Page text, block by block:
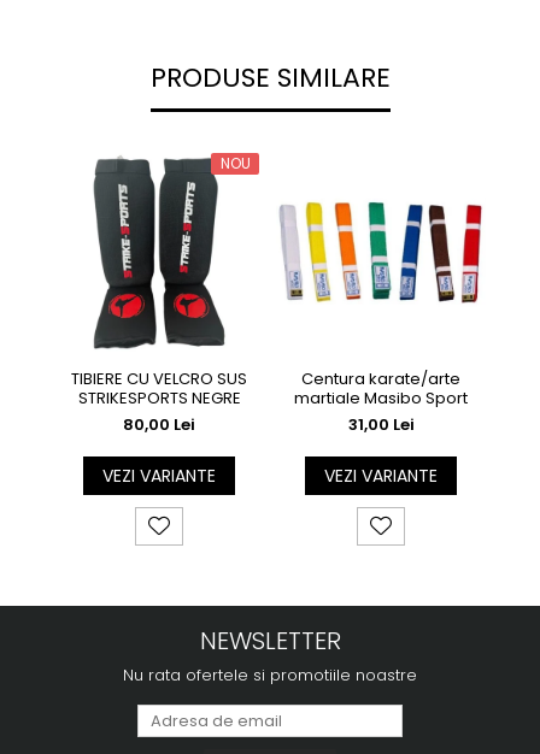
PRODUSE SIMILARE
NOU
TIBIERE CU VELCRO SUS
STRIKESPORTS NEGRE
80,00 Lei
VEZI VARIANTE
Centura karate/arte
martiale Masibo Sport
31,00 Lei
VEZI VARIANTE
NEWSLETTER
Nu rata ofertele si promotiile noastre